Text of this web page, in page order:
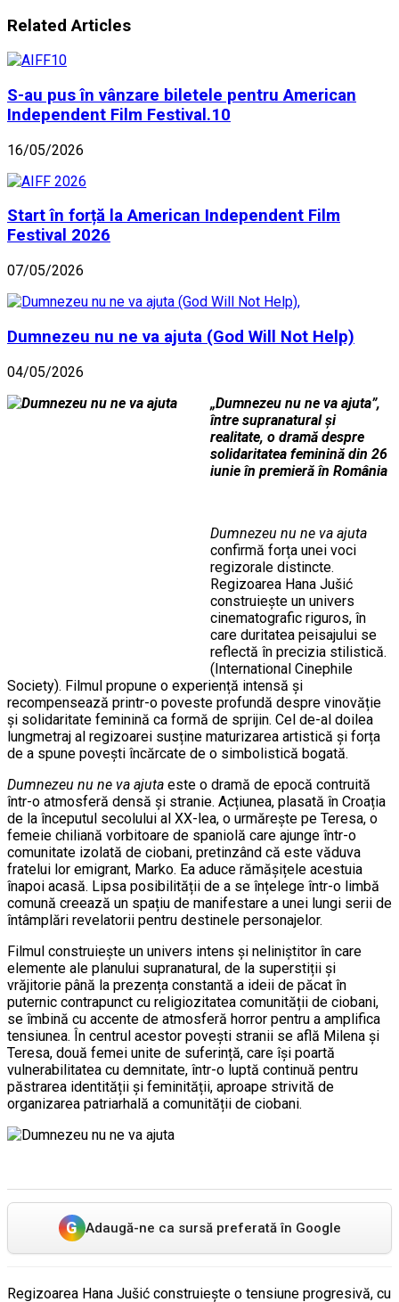
Related Articles
S-au pus în vânzare biletele pentru American
Independent Film Festival.10
16/05/2026
Start în forță la American Independent Film
Festival 2026
07/05/2026
Dumnezeu nu ne va ajuta (God Will Not Help)
04/05/2026
„Dumnezeu nu ne va ajuta”,
între supranatural și
realitate, o dramă despre
solidaritatea feminină din 26
iunie în premieră în România
Dumnezeu nu ne va ajuta
confirmă forța unei voci
regizorale distincte.
Regizoarea Hana Jušić
construiește un univers
cinematografic riguros, în
care duritatea peisajului se
reflectă în precizia stilistică.
(International Cinephile
Society). Filmul propune o experiență intensă și
recompensează printr-o poveste profundă despre vinovăție
și solidaritate feminină ca formă de sprijin. Cel de-al doilea
lungmetraj al regizoarei susține maturizarea artistică și forța
de a spune povești încărcate de o simbolistică bogată.
Dumnezeu nu ne va ajuta este o dramă de epocă contruită
într-o atmosferă densă și stranie. Acțiunea, plasată în Croația
de la începutul secolului al XX-lea, o urmărește pe Teresa, o
femeie chiliană vorbitoare de spaniolă care ajunge într-o
comunitate izolată de ciobani, pretinzând că este văduva
fratelui lor emigrant, Marko. Ea aduce rămășițele acestuia
înapoi acasă. Lipsa posibilității de a se înțelege într-o limbă
comună creează un spațiu de manifestare a unei lungi serii de
întâmplări revelatorii pentru destinele personajelor.
Filmul construiește un univers intens și neliniștitor în care
elemente ale planului supranatural, de la superstiții și
vrăjitorie până la prezența constantă a ideii de păcat în
puternic contrapunct cu religiozitatea comunității de ciobani,
se îmbină cu accente de atmosferă horror pentru a amplifica
tensiunea. În centrul acestor povești stranii se află Milena și
Teresa, două femei unite de suferință, care își poartă
vulnerabilitatea cu demnitate, într-o luptă continuă pentru
păstrarea identității și feminității, aproape strivită de
organizarea patriarhală a comunității de ciobani.
G Adaugă-ne ca sursă preferată în Google
Regizoarea Hana Jušić construiește o tensiune progresivă, cu